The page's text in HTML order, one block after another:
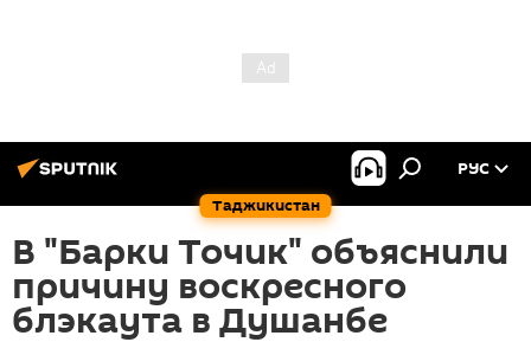
Таджикистан
РУС
В "Барки Точик" объяснили
причину воскресного
блэкаута в Душанбе